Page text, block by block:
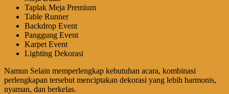
Taplak Meja Premium
Table Runner
Backdrop Event
Panggung Event
Karpet Event
Lighting Dekorasi
Namun Selain memperlengkap kebutuhan acara, kombinasi
perlengkapan tersebut menciptakan dekorasi yang lebih harmonis,
nyaman, dan berkelas.